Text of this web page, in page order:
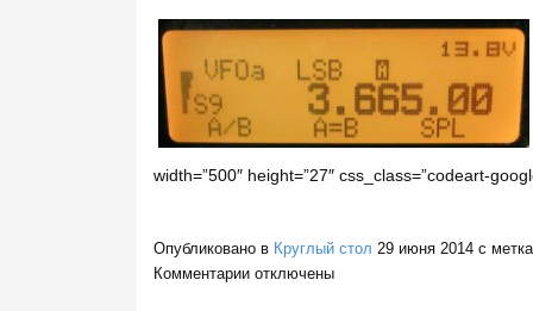
width=”500″ height=”27″ css_class=”codeart-
Опубликовано в Круглый стол 29 июня 2014с
Комментарииотключены